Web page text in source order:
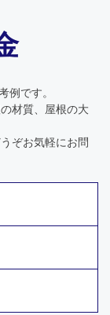
です。
材質、屋根の大
ぞお気軽にお問